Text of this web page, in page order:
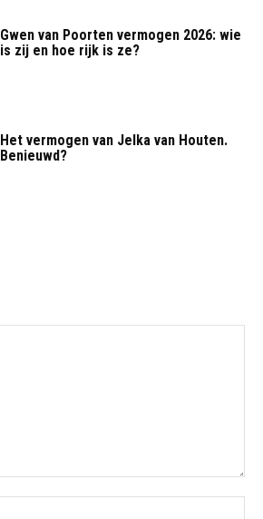
Gwen van Poorten vermogen 2026: wie
is zij en hoe rijk is ze?
Het vermogen van Jelka van Houten.
Benieuwd?